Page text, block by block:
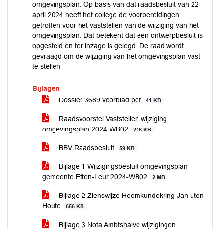
omgevingsplan. Op basis van dat raadsbesluit van 22
april 2024 heeft het college de voorbereidingen
getroffen voor het vaststellen van de wijziging van het
omgevingsplan. Dat betekent dat een ontwerpbesluit is
opgesteld en ter inzage is gelegd. De raad wordt
gevraagd om de wijziging van het omgevingsplan vast
te stellen
Bijlagen
Dossier 3689 voorblad.pdf
41 KB
Raadsvoorstel Vaststellen wijziging
omgevingsplan 2024-WB02
216 KB
BBV Raadsbesluit 59 KB
Bijlage 1 Wijzigingsbesluit omgevingsplan
gemeente Etten-Leur 2024-WB02
2 MB
Bijlage 2 Zienswijze Heemkundekring Jan uten
Houte
656 KB
Bijlage 3 Nota Ambtshalve wijzigingen